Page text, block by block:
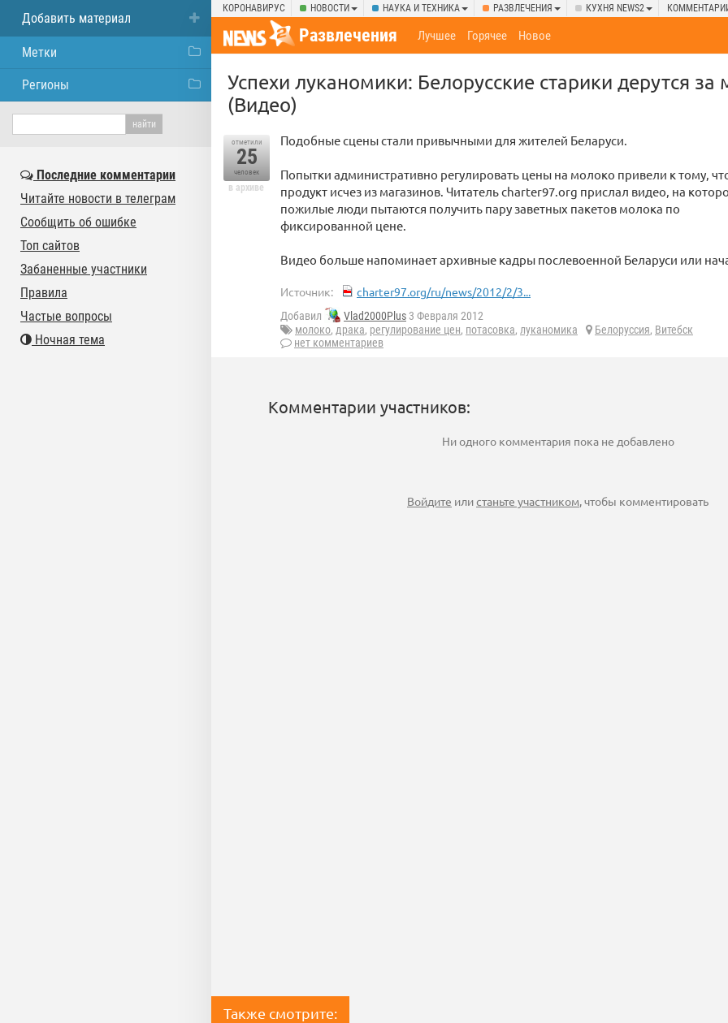
КОРОНАВИРУС НОВОСТИ НАУКА И ТЕХНИКА РАЗВЛЕЧЕНИЯ КУХНЯ NEWS2
Развлечения Лучшее Горячее Новое
Успехи луканомики: Белорусские старики дерутся за
(Видео)
отметили
25
человек
в архиве
Подобные сцены стали привычными для жителей Беларуси.
Попытки административно регулировать цены на молоко привели к тому,
продукт исчез из магазинов. Читатель charter97.org прислал видео, на
пожилые люди пытаются получить пару заветных пакетов молока по
фикcированной цене.
Видео больше напоминает архивные кадры послевоенной Беларуси или
Источник: charter97.org/ru/news/2012/2/3...
Добавил Vlad2000Plus 3 Февраля 2012
молоко, драка, регулирование цен, потасовка, луканомика Белоруссия, Витебск
нет комментариев
Комментарии участников:
Ни одного комментария пока не добавлено
Войдите илистаньте участником, чтобы комментировать
Также смотрите:
Добавить материал
Метки
Регионы
Последние комментарии
Читайте новости в телеграм
Сообщить об ошибке
Топ сайтов
Забаненные участники
Правила
Частые вопросы
Ночная тема